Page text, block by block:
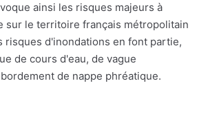
ainsi les risques majeurs à
sur le territoire français métropolitain
risques d'inondations en font partie,
de cours d'eau, de vague
de nappe phréatique.